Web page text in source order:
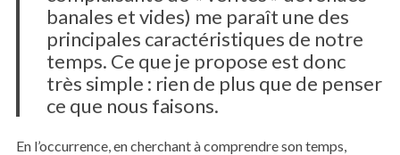
banales et vides) me paraît une des
principales caractéristiques de notre
temps. Ce que je propose est donc
très simple : rien de plus que de penser
ce que nous faisons.
En l’occurrence, en cherchant à comprendre son temps,